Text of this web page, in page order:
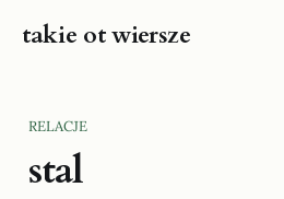
takie ot wiersze
RELACJE
stal